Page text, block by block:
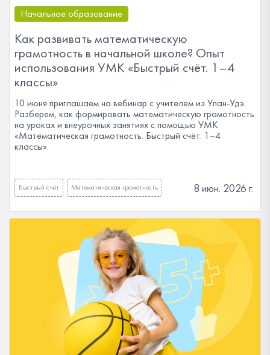
Начальное образование
Как развивать математическую
грамотность в начальной школе? Опыт
использования УМК «Быстрый счёт. 1–4
классы»
10 июня приглашаем на вебинар с учителем из Улан-Удэ.
Разберем, как формировать математическую грамотность
на уроках и внеурочных занятиях с помощью УМК
«Математическая грамотность. Быстрый счёт. 1–4
классы».
Быстрый счёт Математическая грамотность 8 июн. 2026 г.